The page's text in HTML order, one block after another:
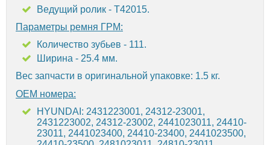
Ведущий ролик - T42015.
Параметры ремня ГРМ:
Количество зубьев - 111.
Ширина - 25.4 мм.
Вес запчасти в оригинальной упаковке: 1.5 кг.
OEM номера:
HYUNDAI: 2431223001, 24312-23001,
2431223002, 24312-23002, 2441023011, 24410-
23011, 2441023400, 24410-23400, 2441023500,